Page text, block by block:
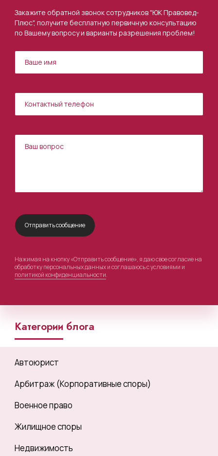
Закажите обратной звонок сотрудников "ЮК Правовед-
Плюс", получите бесплатную первичную консультацию
по Вашему вопросу и варианты разрешения проблем!
Нажимая на кнопку «Отправить сообщение», я даю свое согласие на
обработку персональных данных и соглашаюсь с условиями и
политикой конфиденциальности.
Категории блога
Автоюрист
Арбитраж (Корпоративные споры)
Военное право
Жилищное споры
Недвижимость